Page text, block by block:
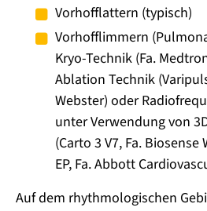
Vorhofflattern (typisch)
Vorhofflimmern
Kryo-Technik (Fa.
Ablation Technik
Webster) oder
unter Verwendung von
(Carto 3 V7, Fa.
EP, Fa. Abbott
Auf dem rhythmologischen